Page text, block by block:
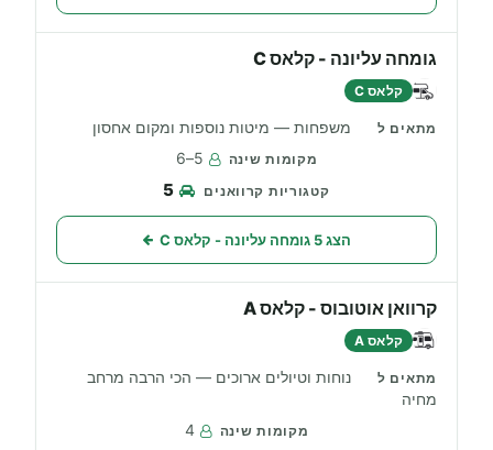
גומחה עליונה - קלאס C
קלאס C
משפחות — מיטות נוספות ומקום אחסון
5–6
5
הצג 5 גומחה עליונה - קלאס C
קרוואן אוטובוס - קלאס A
קלאס A
נוחות וטיולים ארוכים — הכי הרבה מרחב
מחיה
4